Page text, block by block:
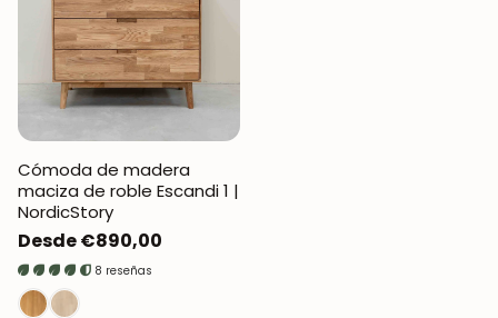
Cómoda de madera
maciza de roble Escandi 1 |
NordicStory
Precio
regular
Desde €890,00
8 reseñas